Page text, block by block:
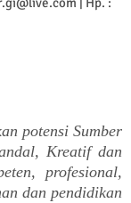
potensi Sumber
Kreatif dan
profesional,
dan pendidikan